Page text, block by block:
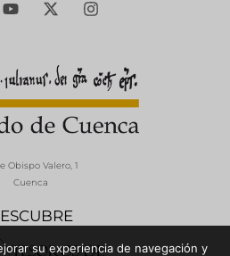
Obispo Valero, 1
Cuenca
su experiencia de navegación y